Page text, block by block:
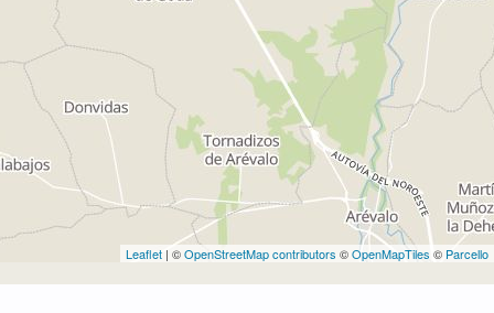
Leaflet | ©OpenStreetMap contributors ©OpenMapTiles © Parcello